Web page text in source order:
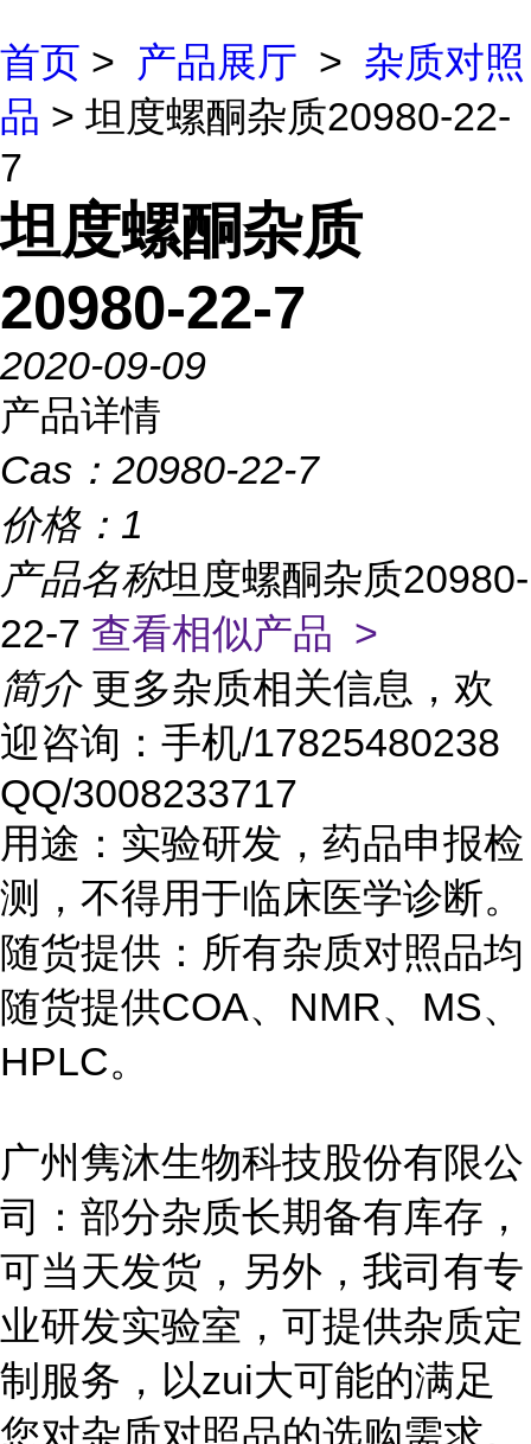
首页 > 产品展厅 > 杂质对照
品 > 坦度螺酮杂质20980-22-
7
坦度螺酮杂质
20980-22-7
2020-09-09
产品详情
Cas： 20980-22-7
价格： 1
产品名称坦度螺酮杂质20980-
22-7 查看相似产品 >
简介 更多杂质相关信息，欢
迎咨询：手机/17825480238
QQ/3008233717
用途：实验研发，药品申报检
测，不得用于临床医学诊断。
随货提供：所有杂质对照品均
随货提供COA、NMR、MS、
HPLC。
广州隽沐生物科技股份有限公
司：部分杂质长期备有库存，
可当天发货，另外，我司有专
业研发实验室，可提供杂质定
制服务，以zui大可能的满足
您对杂质对照品的选购需求。